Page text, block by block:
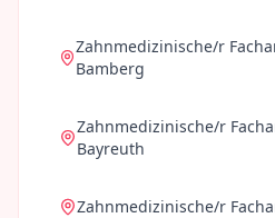
Zahnmedizinische/r
Bamberg
Zahnmedizinische/r
Bayreuth
Zahnmedizinische/r